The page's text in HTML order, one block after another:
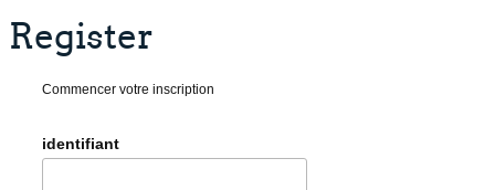
Register
Commencer votre inscription
identifiant